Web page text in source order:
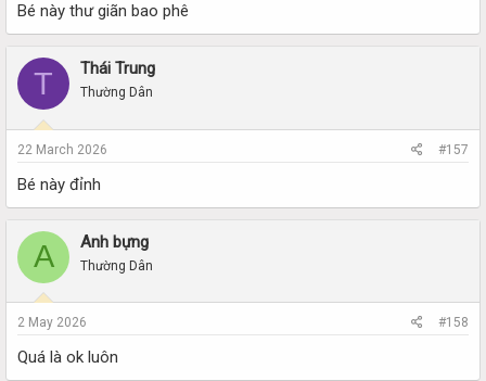
Bé này thư giãn bao phê
T Thái Trung
Thường Dân
22 March 2026 #157
Bé này đỉnh
A Anh bựng
Thường Dân
2 May 2026 #158
Quá là ok luôn